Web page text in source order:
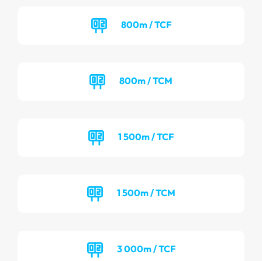
800m / TCF
800m / TCM
1 500m / TCF
1 500m / TCM
3 000m / TCF